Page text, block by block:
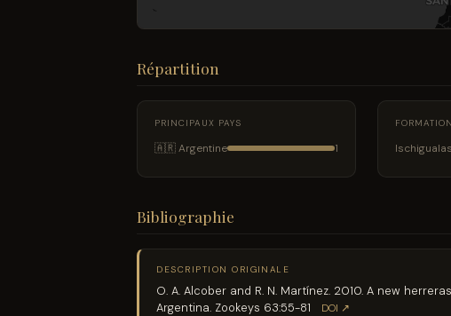
Répartition
PRINCIPAUX PAYS
🇦🇷 Argentine 1
Bibliographie
DESCRIPTION ORIGINALE
O. A. Alcober and R. N. Martínez. 2010. A new
Argentina. Zookeys 63:55-81
DOI ↗